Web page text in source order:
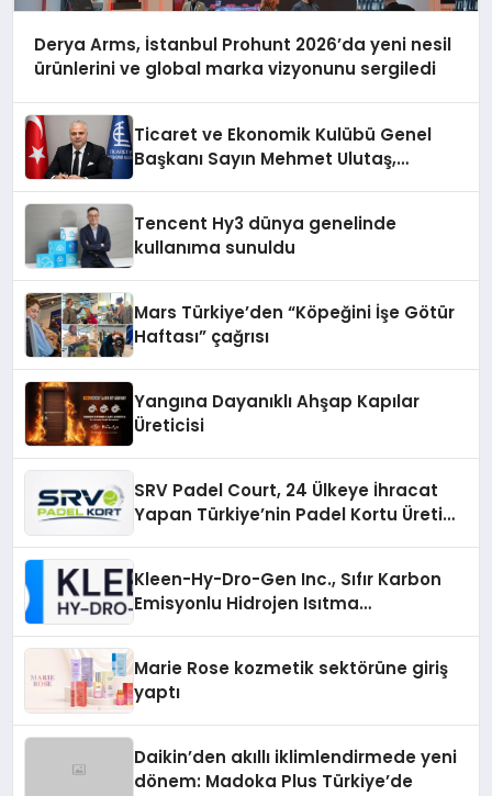
Derya Arms, İstanbul Prohunt 2026’da yeni nesil
ürünlerini ve global marka vizyonunu sergiledi
Ticaret ve Ekonomik Kulübü Genel
Başkanı Sayın Mehmet Ulutaş,
Tencent Hy3 dünya genelinde
kullanıma sunuldu
Mars Türkiye’den “Köpeğini İşe Götür
Haftası” çağrısı
Yangına Dayanıklı Ahşap Kapılar
Üreticisi
SRV Padel Court, 24 Ülkeye İhracat
Yapan Türkiye’nin Padel Kortu Üretim
Kleen-Hy-Dro-Gen Inc., Sıfır Karbon
Emisyonlu Hidrojen Isıtma
Marie Rose kozmetik sektörüne giriş
yaptı
Daikin’den akıllı iklimlendirmede yeni
dönem: Madoka Plus Türkiye’de